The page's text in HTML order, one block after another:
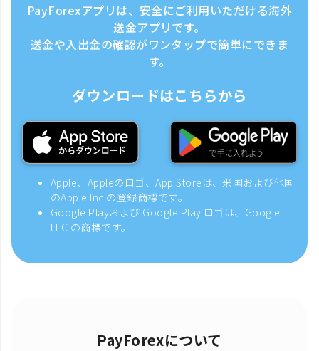
PayForexアプリは、安全にご利用いただける海外
送金アプリです。
送金や入出金の確認がワンタップで簡単にできま
す。
ダウンロードはこちらから
Apple、Appleのロゴ、App Storeは、米国および他国
のApple Inc.の登録商標です。
Google Playおよび Google Play ロゴは、Google
LLC の商標です。
PayForexについて